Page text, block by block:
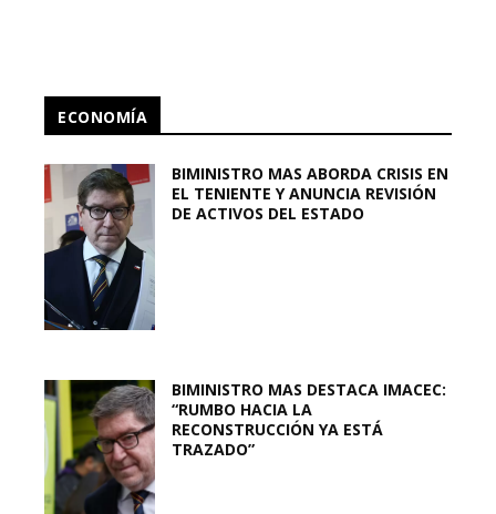
ECONOMÍA
BIMINISTRO MAS ABORDA CRISIS EN
EL TENIENTE Y ANUNCIA REVISIÓN
DE ACTIVOS DEL ESTADO
BIMINISTRO MAS DESTACA IMACEC:
“RUMBO HACIA LA
RECONSTRUCCIÓN YA ESTÁ
TRAZADO”